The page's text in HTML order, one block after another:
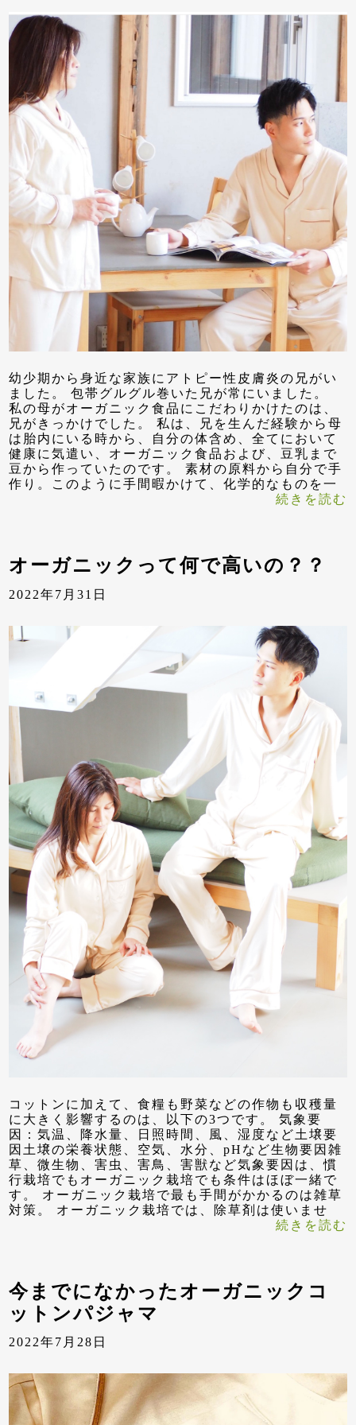
幼少期から身近な家族にアトピー性皮膚炎の兄がい
ました。 包帯グルグル巻いた兄が常にいました。
私の母がオーガニック食品にこだわりかけたのは、
兄がきっかけでした。 私は、兄を生んだ経験から母
は胎内にいる時から、自分の体含め、全てにおいて
健康に気遣い、オーガニック食品および、豆乳まで
豆から作っていたのです。 素材の原料から自分で手
作り。このように手間暇かけて、化学的なものを一
続きを読む
オーガニックって何で高いの？？
2022年7月31日
コットンに加えて、食糧も野菜などの作物も収穫量
に大きく影響するのは、以下の3つです。 気象要
因：気温、降水量、日照時間、風、湿度など土壌要
因土壌の栄養状態、空気、水分、pHなど生物要因雑
草、微生物、害虫、害鳥、害獣など気象要因は、慣
行栽培でもオーガニック栽培でも条件はほぼ一緒で
す。 オーガニック栽培で最も手間がかかるのは雑草
対策。 オーガニック栽培では、除草剤は使いませ
続きを読む
今までになかったオーガニックコ
ットンパジャマ
2022年7月28日